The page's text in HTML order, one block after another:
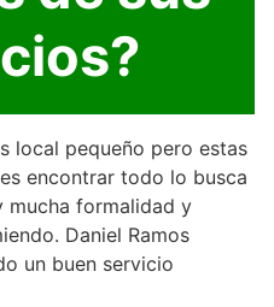
local pequeño pero estas
encontrar todo lo busca
mucha formalidad y
Daniel Ramos
un buen servicio